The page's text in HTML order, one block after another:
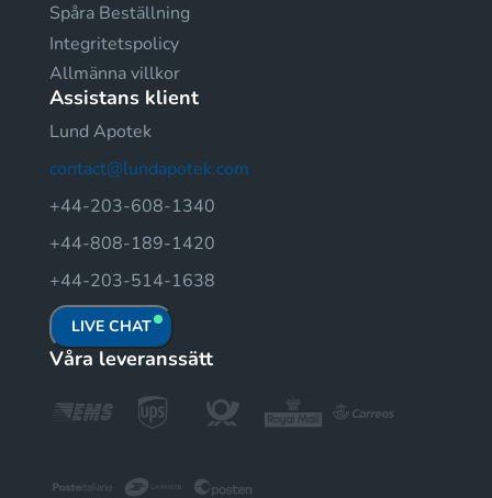
Spåra Beställning
Integritetspolicy
Allmänna villkor
Assistans klient
Lund Apotek
contact@lundapotek.com
+44-203-608-1340
+44-808-189-1420
+44-203-514-1638
LIVE CHAT
Våra leveranssätt